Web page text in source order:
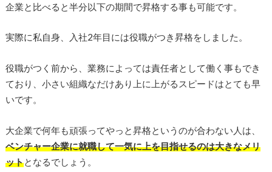
企業と比べると半分以下の期間で昇格する事も可能です。
実際に私自身、入社2年目には役職がつき昇格をしました。
役職がつく前から、業務によっては責任者として働く事もでき
ており、小さい組織なだけあり上に上がるスピードはとても早
いです。
大企業で何年も頑張ってやっと昇格というのが合わない人は、
ベンチャー企業に就職して一気に上を目指せるのは大きなメリ
ットとなるでしょう。